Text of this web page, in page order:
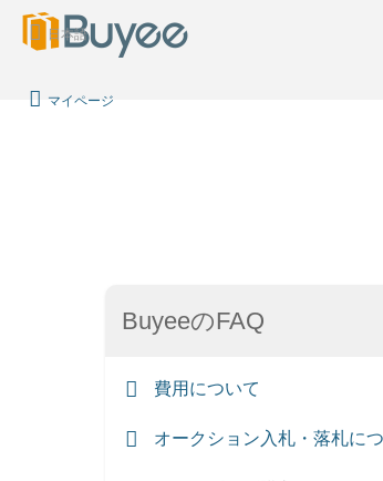
日本語
マイページ
BuyeeのFAQ
費用について
オークション入札・落札に